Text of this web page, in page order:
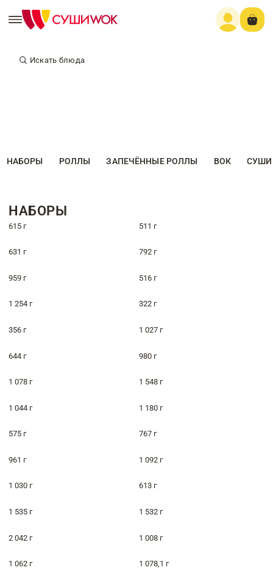
Искать блюда
НАБОРЫ РОЛЛЫ ЗАПЕЧЁННЫЕ РОЛЛЫ ВОК СУШИ
НАБОРЫ
615 г 511 г
631 г 792 г
959 г 516 г
1 254 г 322 г
356 г 1 027 г
644 г 980 г
1 078 г 1 548 г
1 044 г 1 180 г
575 г 767 г
961 г 1 092 г
1 030 г 613 г
1 535 г 1 532 г
2 042 г 1 008 г
1 062 г 1 078,1 г